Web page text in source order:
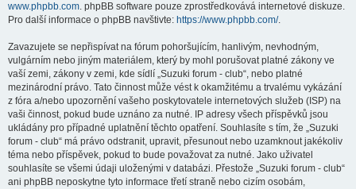
www.phpbb.com. phpBB software pouze zprostředkovává internetové diskuze.
Pro další informace o phpBB navštivte: https://www.phpbb.com/.
Zavazujete se nepřispívat na fórum pohoršujícím, hanlivým, nevhodným,
vulgárním nebo jiným materiálem, který by mohl porušovat platné zákony ve
vaší zemi, zákony v zemi, kde sídlí „Suzuki forum - club“, nebo platné
mezinárodní právo. Tato činnost může vést k okamžitému a trvalému vykázání
z fóra a/nebo upozornění vašeho poskytovatele internetových služeb (ISP) na
vaši činnost, pokud bude uznáno za nutné. IP adresy všech příspěvků jsou
ukládány pro případné uplatnění těchto opatření. Souhlasíte s tím, že „Suzuki
forum - club“ má právo odstranit, upravit, přesunout nebo uzamknout jakékoliv
téma nebo příspěvek, pokud to bude považovat za nutné. Jako uživatel
souhlasíte se všemi údaji uloženými v databázi. Přestože „Suzuki forum - club“
ani phpBB neposkytne tyto informace třetí straně nebo cizím osobám,